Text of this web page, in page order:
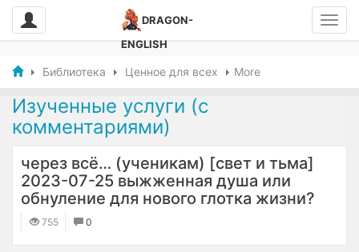
DRAGON-
ENGLISH
Библиотека Ценное для всех More
Изученные услуги (с
комментариями)
через всё… (ученикам) [свет и тьма]
2023-07-25 выжженная душа или
обнуление для нового глотка жизни?
755 0